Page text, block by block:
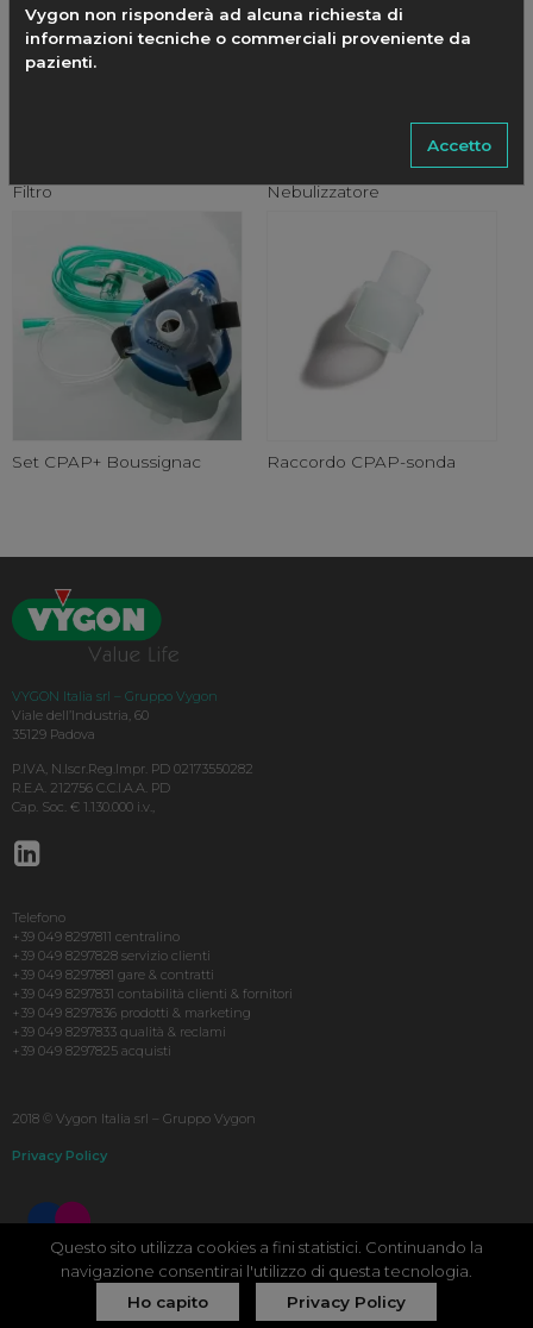
Vygon non risponderà ad alcuna richiesta di
informazioni tecniche o commerciali proveniente da
pazienti.
Accetto
Filtro
Set CPAP+ Boussignac con
Nebulizzatore
Set CPAP+ Boussignac Raccordo CPAP-sonda
VYGON Italia srl – Gruppo Vygon
Viale dell’Industria, 60
35129 Padova
P.IVA, N.Iscr.Reg.Impr. PD 02173550282
R.E.A. 212756 C.C.I.A.A. PD
Cap. Soc. € 1.130.000 i.v.,
Telefono
+39 049 8297811 centralino
+39 049 8297828 servizio clienti
+39 049 8297881 gare & contratti
+39 049 8297831 contabilità clienti & fornitori
+39 049 8297836 prodotti & marketing
+39 049 8297833 qualità & reclami
+39 049 8297825 acquisti
2018 © Vygon Italia srl – Gruppo Vygon
Privacy Policy
Questo sito utilizza cookies a fini statistici. Continuando la
navigazione consentirai l'utilizzo di questa tecnologia.
Ho capito
Privacy Policy